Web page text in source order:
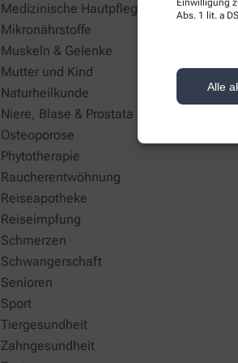
Einwilligung
Abs. 1 lit. a
Alle
Medizinische Hautpflege
Mikronährstoffe
Muskeln & Gelenke
Mutter und Kind
Naturheilkunde
Niere, Blase & Prostata
Osteoporose
Phytotherapie
Raucherentwöhnung
Reiseapotheke
Reiseimpfung
Schmerzen
Schwangerschaft
Senioren
Sport
Tiergesundheit
Zahngesundheit